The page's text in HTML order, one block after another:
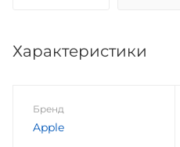
Характеристики
Бренд
Apple